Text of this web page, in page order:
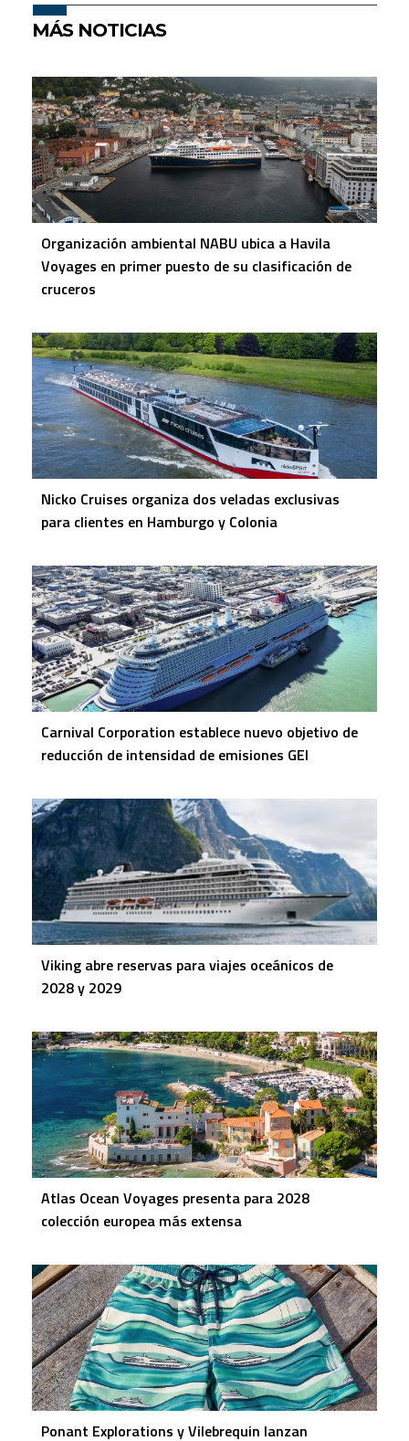
MÁS NOTICIAS
Organización ambiental NABU ubica a Havila
Voyages en primer puesto de su clasificación de
cruceros
Nicko Cruises organiza dos veladas exclusivas
para clientes en Hamburgo y Colonia
Carnival Corporation establece nuevo objetivo de
reducción de intensidad de emisiones GEI
Viking abre reservas para viajes oceánicos de
2028 y 2029
Atlas Ocean Voyages presenta para 2028
colección europea más extensa
Ponant Explorations y Vilebrequin lanzan